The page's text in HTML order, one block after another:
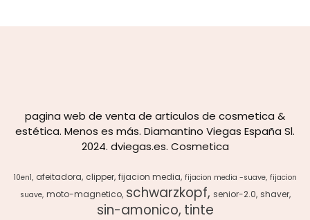
pagina web de venta de articulos de cosmetica &
estética. Menos es más. Diamantino Viegas España Sl.
2024. dviegas.es. Cosmetica
10en1 afeitadora clipper fijacion media fijacion media -suave fijacion
suave moto-magnetico schwarzkopf senior-2.0 shaver
sin-amonico tinte